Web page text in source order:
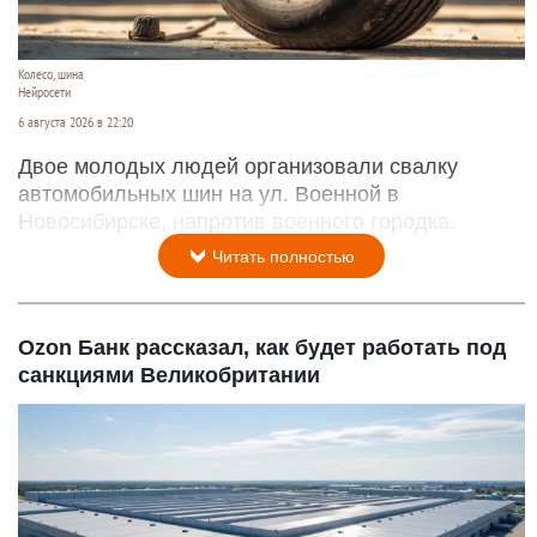
Колесо, шина
Нейросети
6 августа 2026 в 22:20
Двое молодых людей организовали свалку
автомобильных шин на ул. Военной в
Новосибирске, напротив военного городка.
Читать полностью
Ozon Банк рассказал, как будет работать под
санкциями Великобритании